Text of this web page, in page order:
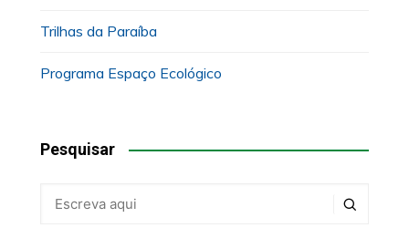
Trilhas da Paraíba
Programa Espaço Ecológico
Pesquisar